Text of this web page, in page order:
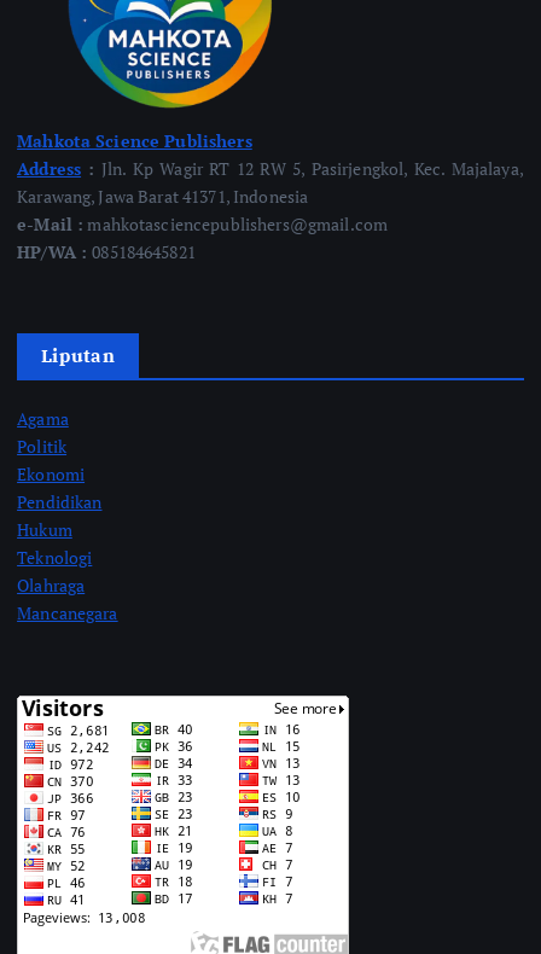
Mahkota Science Publishers
Address : Jln. Kp Wagir RT 12 RW 5, Pasirjengkol, Kec. Majalaya,
Karawang, Jawa Barat 41371, Indonesia
e-Mail : mahkotasciencepublishers@gmail.com
HP/WA :085184645821
Liputan
Agama
Politik
Ekonomi
Pendidikan
Hukum
Teknologi
Olahraga
Mancanegara